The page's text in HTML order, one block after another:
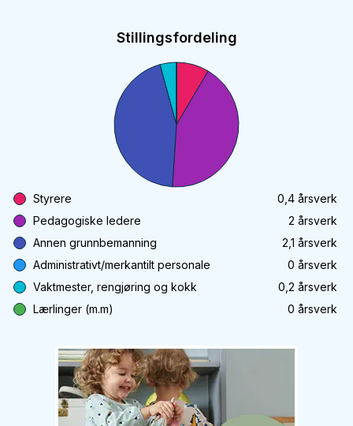
Stillingsfordeling
Styrere 0,4 årsverk
Pedagogiske ledere
2 årsverk
Annen grunnbemanning
2,1 årsverk
Administrativt/merkantilt personale
0 årsverk
Vaktmester, rengjøring og kokk
0,2 årsverk
Lærlinger (m.m)
0 årsverk